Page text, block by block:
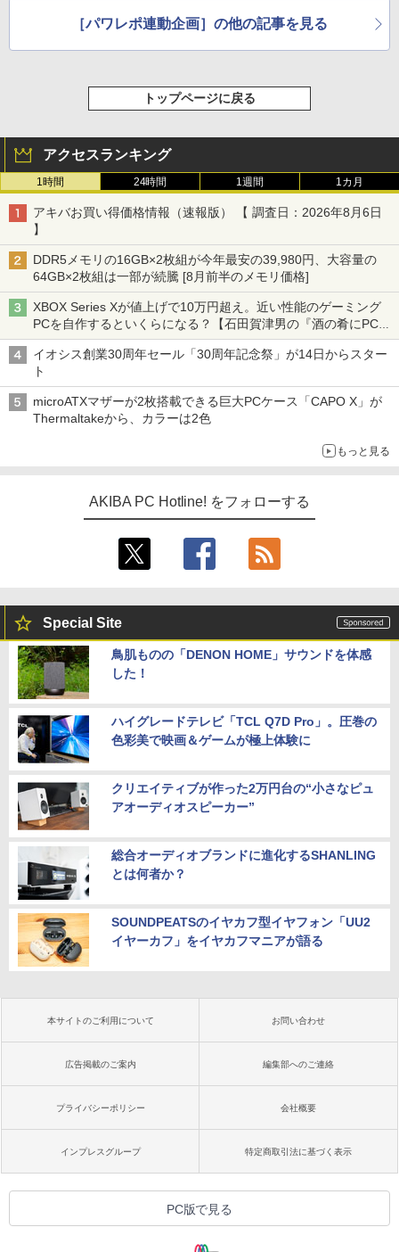
［パワレポ連動企画］の他の記事を見る
トップページに戻る
アクセスランキング
1時間 24時間 1週間 1カ月
アキバお買い得価格情報（速報版） 【 調査日：2026年8月6日
】
DDR5メモリの16GB×2枚組が今年最安の39,980円、大容量の
64GB×2枚組は一部が続騰 [8月前半のメモリ価格]
XBOX Series Xが値上げで10万円超え。近い性能のゲーミング
PCを自作するといくらになる？【石田賀津男の『酒の肴にPCゲ
ーム』】
イオシス創業30周年セール「30周年記念祭」が14日からスター
ト
microATXマザーが2枚搭載できる巨大PCケース「CAPO X」が
Thermaltakeから、カラーは2色
もっと見る
AKIBA PC Hotline! をフォローする
Special Site
鳥肌ものの「DENON HOME」サウンドを体感
した！
ハイグレードテレビ「TCL Q7D Pro」。圧巻の
色彩美で映画＆ゲームが極上体験に
クリエイティブが作った2万円台の“小さなピュ
アオーディオスピーカー”
総合オーディオブランドに進化するSHANLING
とは何者か？
SOUNDPEATSのイヤカフ型イヤフォン「UU2
イヤーカフ」をイヤカフマニアが語る
本サイトのご利用について お問い合わせ
広告掲載のご案内 編集部へのご連絡
プライバシーポリシー 会社概要
インプレスグループ 特定商取引法に基づく表示
PC版で見る